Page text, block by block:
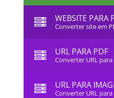
WEBSITE PARA
Converter site em
URL PARA PDF
Converter URL para
URL PARA
Converter URL